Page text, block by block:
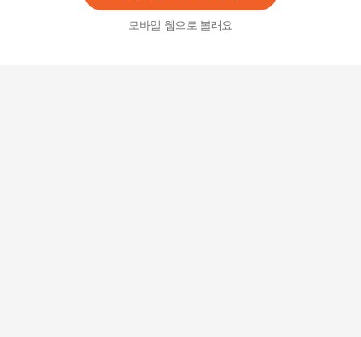
모바일 웹으로 볼래요